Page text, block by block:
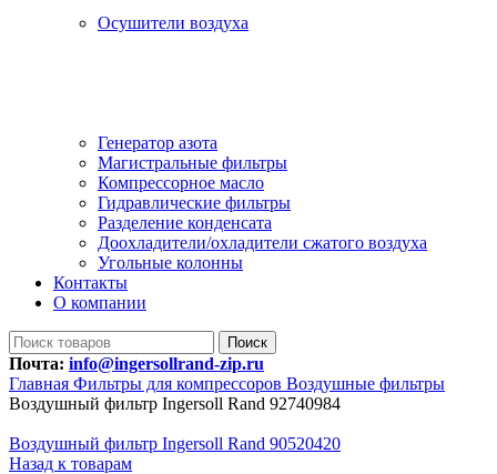
Осушители воздуха
Генератор азота
Магистральные фильтры
Компрессорное масло
Гидравлические фильтры
Разделение конденсата
Доохладители/охладители сжатого воздуха
Угольные колонны
Контакты
О компании
Поиск
Почта: info@ingersollrand-zip.ru
Главная Фильтры для компрессоров Воздушные фильтры
Воздушный фильтр Ingersoll Rand 92740984
Воздушный фильтр Ingersoll Rand 90520420
Назад к товарам